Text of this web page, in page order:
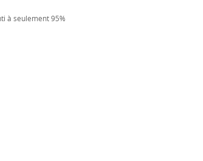
à seulement 95%